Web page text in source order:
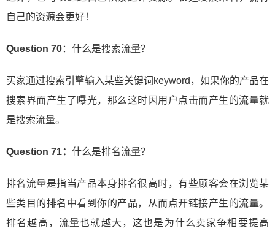
自己的资源会更好！
Question 70：什么是搜索流量？
买家通过搜索引擎输入某些关键词keyword，如果你的产品在
搜索界面产生了曝光，那么这时因用户点击而产生的流量就
是搜索流量。
Question 71： 什么是排名流量？
排名流量是指当产品本身排名很高时，有些顾客会在浏览某
些类目的排名中看到你的产品，从而点开链接产生的流量。
排名越高，流量也就越大，这也是为什么卖家争相要提高